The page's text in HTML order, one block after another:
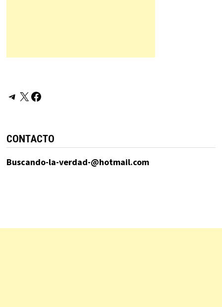
Telegram
X Facebook
CONTACTO
Buscando-la-verdad-@hotmail.com